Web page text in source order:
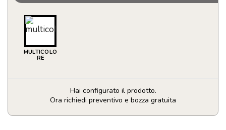
MULTICOLO
RE
Hai configurato il prodotto.
Ora richiedi preventivo e bozza gratuita
Blocco